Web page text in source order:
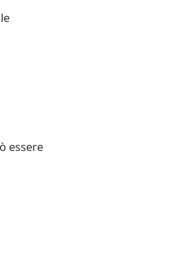
essere